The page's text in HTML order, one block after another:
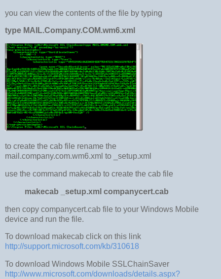
you can view the contents of the file by typing
type MAIL.Company.COM.wm6.xml
to create the cab file rename the
mail.company.com.wm6.xml to _setup.xml
use the command makecab to create the cab file
makecab _setup.xml companycert.cab
then copy companycert.cab file to your Windows Mobile
device and run the file.
To download makecab click on this link
http://support.microsoft.com/kb/310618
To download Windows Mobile SSLChainSaver
http://www.microsoft.com/downloads/details.aspx?